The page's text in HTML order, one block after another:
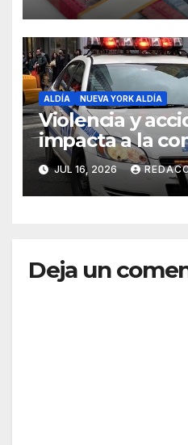
ALDÍA NUEVA YORK ALDÍA
Violencia y
impacta a la
dominicana
JUL 16, 2026
Deja un